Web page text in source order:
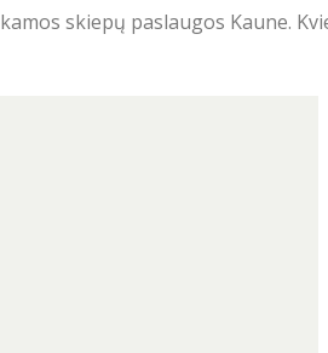
skiepų paslaugos Kaune.